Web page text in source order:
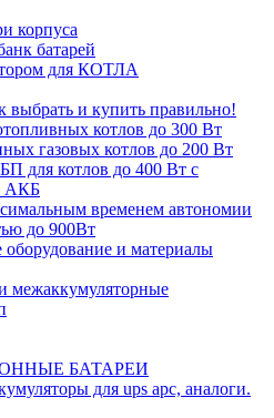
корпуса
батарей
для КОТЛА
выбрать и купить правильно!
котлов до 300 Вт
газовых котлов до 200 Вт
для котлов до 400 Вт с
АКБ
временем автономии
до 900Вт
оборудование и материалы
межаккумуляторные
БАТАРЕИ
для ups apc, аналоги.